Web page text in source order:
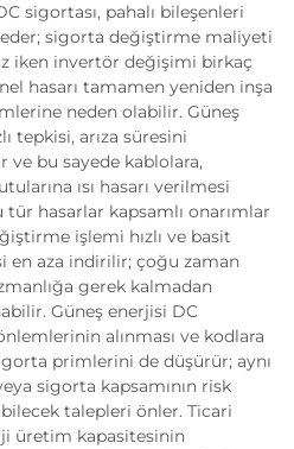
sigortası, pahalı bileşenleri
sigorta değiştirme maliyeti
iken invertör değişimi birkaç
hasarı tamamen yeniden inşa
neden olabilir. Güneş
tepkisi, arıza süresini
ve bu sayede kablolara,
ısı hasarı verilmesi
hasarlar kapsamlı onarımlar
işlemi hızlı ve basit
en aza indirilir; çoğu zaman
gerek kalmadan
Güneş enerjisi DC
alınması ve kodlara
primlerini de düşürür; aynı
sigorta kapsamının risk
talepleri önler. Ticari
üretim kapasitesinin